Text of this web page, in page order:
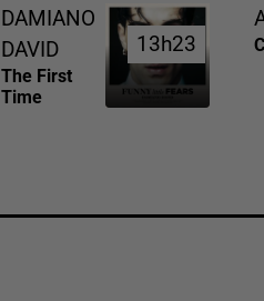
DAMIANO
DAVID
The First
Time
13h23
13h23